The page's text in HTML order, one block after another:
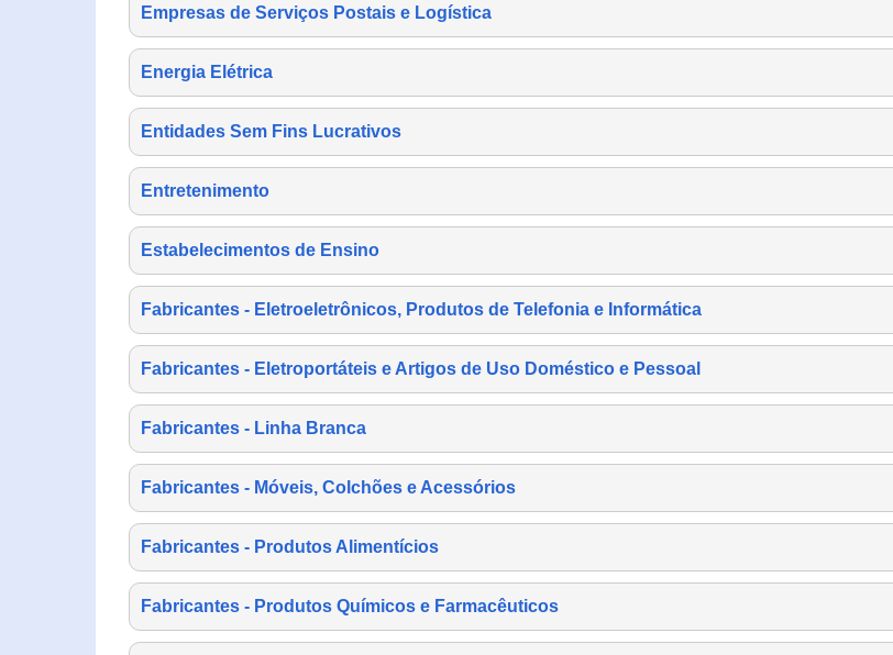
Empresas de Serviços Postais e Logística
Energia Elétrica
Entidades Sem Fins Lucrativos
Entretenimento
Estabelecimentos de Ensino
Fabricantes - Eletroeletrônicos, Produtos de Telefonia e Informática
Fabricantes - Eletroportáteis e Artigos de Uso Doméstico e Pessoal
Fabricantes - Linha Branca
Fabricantes - Móveis, Colchões e Acessórios
Fabricantes - Produtos Alimentícios
Fabricantes - Produtos Químicos e Farmacêuticos